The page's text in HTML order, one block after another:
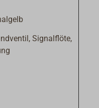
Signalflöte,